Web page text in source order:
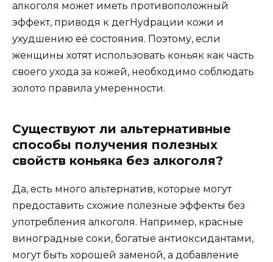
алкоголя может иметь противоположный
эффект, приводя к дегHydрации кожи и
ухудшению её состояния. Поэтому, если
женщины хотят использовать коньяк как часть
своего ухода за кожей, необходимо соблюдать
золото правила умеренности.
Существуют ли альтернативные
способы получения полезных
свойств коньяка без алкоголя?
Да, есть много альтернатив, которые могут
предоставить схожие полезные эффекты без
употребления алкоголя. Например, красные
виноградные соки, богатые антиоксидантами,
могут быть хорошей заменой, а добавление